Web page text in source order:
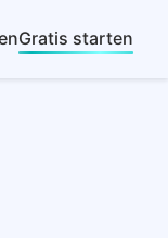
Gratis starten